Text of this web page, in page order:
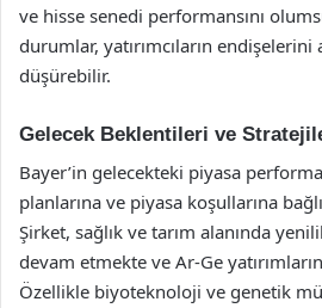
ve hisse senedi performansını
durumlar, yatırımcıların
düşürebilir.
Gelecek Beklentileri ve
Bayer’in gelecekteki piyasa
planlarına ve piyasa koşullarına
Şirket, sağlık ve tarım alanında
devam etmekte ve Ar-Ge
Özellikle biyoteknoloji ve genetik